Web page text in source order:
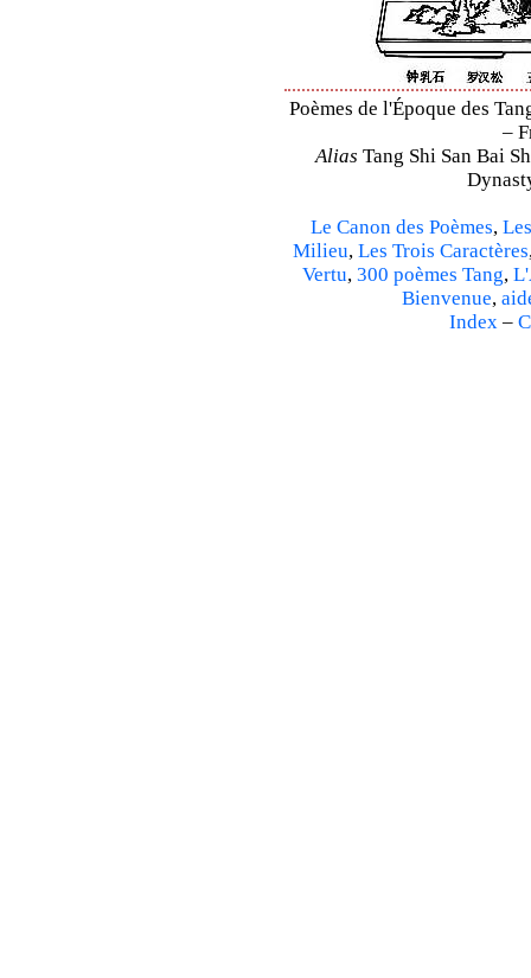
Poèmes de l'Époque des
–
Alias Tang Shi San Bai
Le Canon des Poèmes,
Milieu, Les Trois Caractères
Vertu, 300 poèmes Tang,
Bienvenue,
Index–